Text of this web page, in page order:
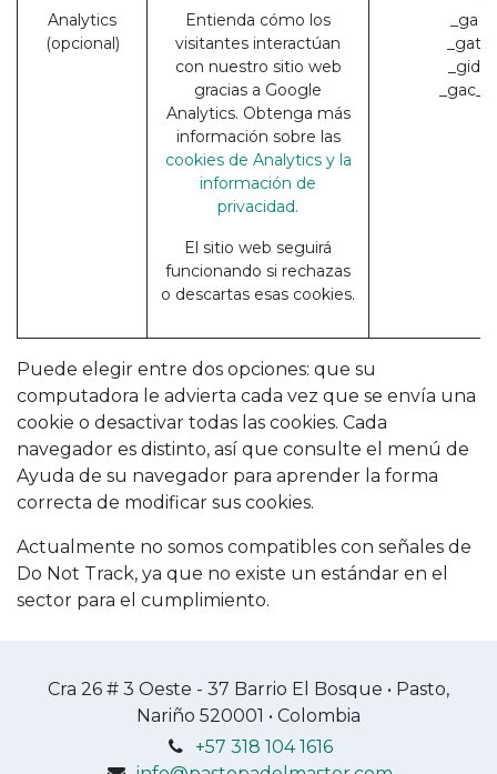
Analytics
(opcional)
Entienda cómo los
visitantes interactúan
con nuestro sitio web
gracias a Google
Analytics. Obtenga más
información sobre las
cookies de Analytics y la
información de
privacidad.
El sitio web seguirá
funcionando si rechazas
o descartas esas cookies.
_ga
_gat
_gid
Puede elegir entre dos opciones: que su
computadora le advierta cada vez que se envía una
cookie o desactivar todas las cookies. Cada
navegador es distinto, así que consulte el menú de
Ayuda de su navegador para aprender la forma
correcta de modificar sus cookies.
Actualmente no somos compatibles con señales de
Do Not Track, ya que no existe un estándar en el
sector para el cumplimiento.
Cra 26 # 3 Oeste - 37 Barrio El Bosque • Pasto,
Nariño 520001 • Colombia
+57 318 104 1616